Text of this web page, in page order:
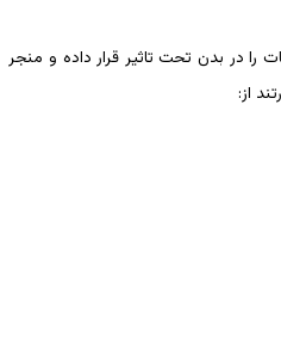
را در بدن تحت تاثیر قرار داده و منجر
از: